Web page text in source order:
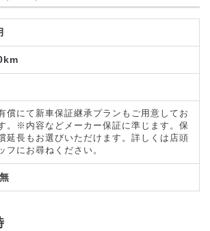
償にて新車保証継承プランもご用意してお
。※内容などメーカー保証に準じます。保
延長もお選びいただけます。詳しくは店頭
フにお尋ねください。